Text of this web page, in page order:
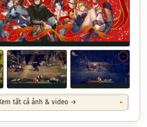
tất cả ảnh & video →